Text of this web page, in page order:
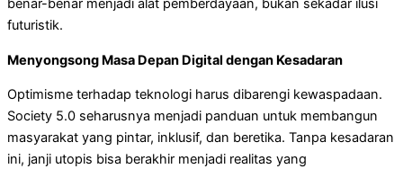
benar-benar menjadi alat pemberdayaan, bukan sekadar ilusi
futuristik.
Menyongsong Masa Depan Digital dengan Kesadaran
Optimisme terhadap teknologi harus dibarengi kewaspadaan.
Society 5.0 seharusnya menjadi panduan untuk membangun
masyarakat yang pintar, inklusif, dan beretika. Tanpa kesadaran
ini, janji utopis bisa berakhir menjadi realitas yang